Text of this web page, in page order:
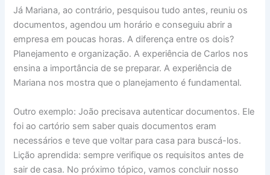
Já Mariana, ao contrário, pesquisou tudo antes, reuniu os
documentos, agendou um horário e conseguiu abrir a
empresa em poucas horas. A diferença entre os dois?
Planejamento e organização. A experiência de Carlos nos
ensina a importância de se preparar. A experiência de
Mariana nos mostra que o planejamento é fundamental.
Outro exemplo: João precisava autenticar documentos. Ele
foi ao cartório sem saber quais documentos eram
necessários e teve que voltar para casa para buscá-los.
Lição aprendida: sempre verifique os requisitos antes de
sair de casa. No próximo tópico, vamos concluir nosso